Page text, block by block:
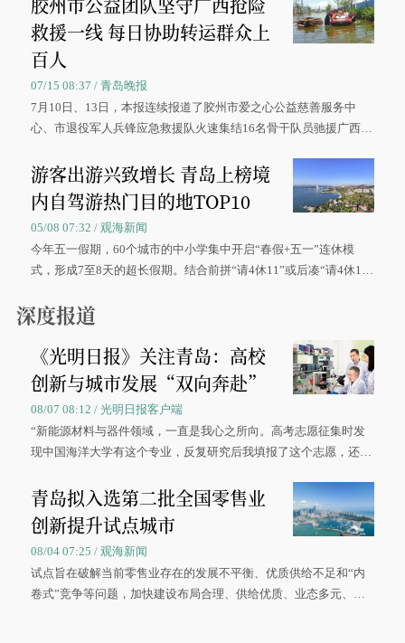
救援一线 每日协助转运群众上
百人
07/15 08:37 / 青岛晚报
7月10日、13日，本报连续报道了胶州市爱之心公益慈善服务中
心、市退役军人兵锋应急救援队火速集结16名骨干队员驰援广西灾
游客出游兴致增长 青岛上榜境
内自驾游热门目的地TOP10
05/08 07:32 / 观海新闻
今年五一假期，60个城市的中小学集中开启“春假+五一”连休模
式，形成7至8天的超长假期。结合前拼“请4休11”或后凑“请4休1
深度报道
《光明日报》关注青岛：高校
创新与城市发展“双向奔赴”
08/07 08:12 / 光明日报客户端
“新能源材料与器件领域，一直是我心之所向。高考志愿征集时发
现中国海洋大学有这个专业，反复研究后我填报了这个志愿，还真
大学材料科学与工程学院材料类专业的录取通知书。
青岛拟入选第二批全国零售业
创新提升试点城市
08/04 07:25 / 观海新闻
试点旨在破解当前零售业存在的发展不平衡、优质供给不足和“内
卷式”竞争等问题，加快建设布局合理、供给优质、业态多元、智